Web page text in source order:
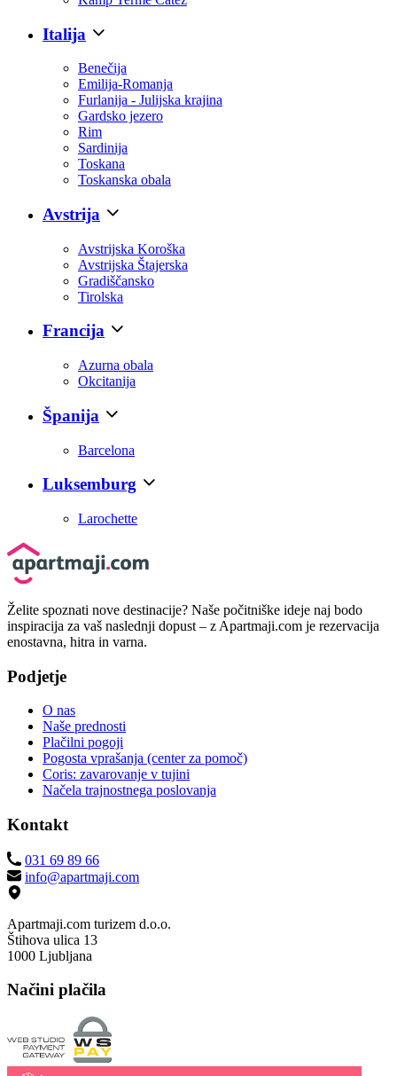
Italija
Benečija
Emilija-Romanja
Furlanija - Julijska krajina
Gardsko jezero
Rim
Sardinija
Toskana
Toskanska obala
Avstrija
Avstrijska Koroška
Avstrijska Štajerska
Gradiščansko
Tirolska
Francija
Azurna obala
Okcitanija
Španija
Barcelona
Luksemburg
Larochette
Želite spoznati nove destinacije? Naše počitniške ideje naj bodo
inspiracija za vaš naslednji dopust – z Apartmaji.com je rezervacija
enostavna, hitra in varna.
Podjetje
O nas
Naše prednosti
Plačilni pogoji
Pogosta vprašanja (center za pomoč)
Coris: zavarovanje v tujini
Načela trajnostnega poslovanja
Kontakt
031 69 89 66
info@apartmaji.com
Apartmaji.com turizem d.o.o.
Štihova ulica 13
1000 Ljubljana
Načini plačila